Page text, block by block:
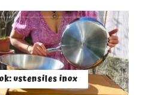
ustensiles inox